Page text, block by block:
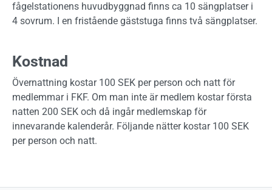
fågelstationens huvudbyggnad finns ca 10 sängplatser i
4 sovrum. I en fristående gäststuga finns två sängplatser.
Kostnad
Övernattning kostar 100 SEK per person och natt för
medlemmar i FKF. Om man inte är medlem kostar första
natten 200 SEK och då ingår medlemskap för
innevarande kalenderår. Följande nätter kostar 100 SEK
per person och natt.